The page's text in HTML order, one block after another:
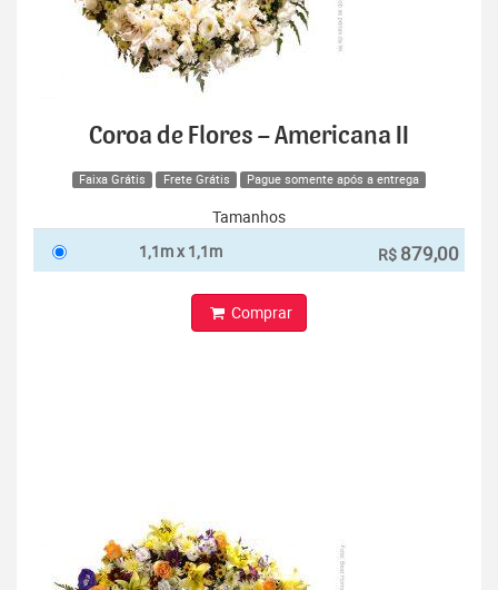
Coroa de Flores – Americana II
Faixa Grátis Frete Grátis Pague somente após a entrega
Tamanhos
1,1m x 1,1m
R$ 879,00
Comprar